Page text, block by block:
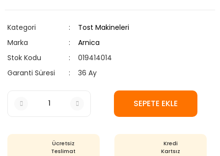
Kategori
Tost Makineleri
Marka
Arnica
Stok Kodu
019414014
Garanti Süresi
36 Ay
SEPETE EKLE
Ücretsiz
Teslimat
Kredi
Kartsız